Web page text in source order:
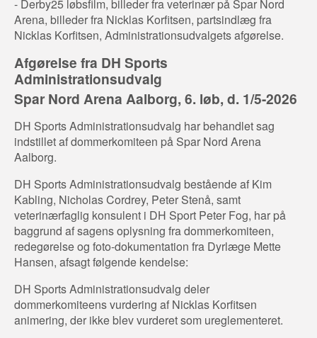
- Derby25 løbsfilm, billeder fra veterinær på Spar Nord
Arena, billeder fra Nicklas Korfitsen, partsindlæg fra
Nicklas Korfitsen, Administrationsudvalgets afgørelse.
Afgørelse fra DH Sports
Administrationsudvalg
Spar Nord Arena Aalborg, 6. løb, d. 1/5-2026
DH Sports Administrationsudvalg har behandlet sag
indstillet af dommerkomiteen på Spar Nord Arena
Aalborg.
DH Sports Administrationsudvalg bestående af Kim
Kabling, Nicholas Cordrey, Peter Stenå, samt
veterinærfaglig konsulent i DH Sport Peter Fog, har på
baggrund af sagens oplysning fra dommerkomiteen,
redegørelse og foto-dokumentation fra Dyrlæge Mette
Hansen, afsagt følgende kendelse:
DH Sports Administrationsudvalg deler
dommerkomiteens vurdering af Nicklas Korfitsen
animering, der ikke blev vurderet som ureglementeret.